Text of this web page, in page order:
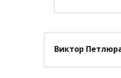
Виктор